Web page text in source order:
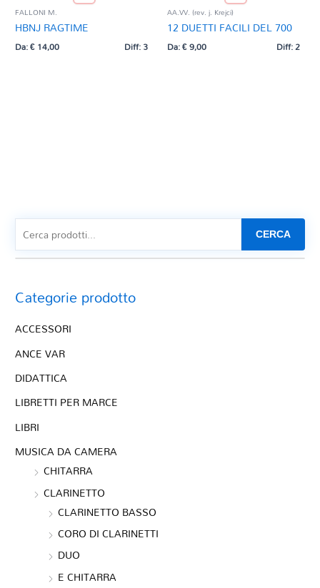
FALLONI M.
HBNJ RAGTIME
Da:€14,00 Diff: 3
AA.VV. (rev. j. Krejci)
12 DUETTI FACILI DEL 700
Da:€9,00 Diff: 2
CERCA
Categorie prodotto
ACCESSORI
ANCE VAR
DIDATTICA
LIBRETTI PER MARCE
LIBRI
MUSICA DA CAMERA
CHITARRA
CLARINETTO
CLARINETTO BASSO
CORO DI CLARINETTI
DUO
E CHITARRA